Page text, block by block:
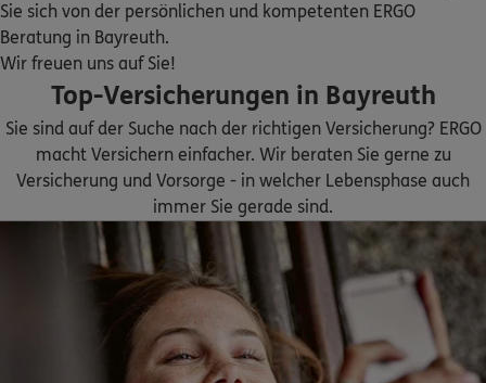
Nikolaj Grauling
Scheffelstr. 31
Rollstuhlrampe)
(1.2 km)
Homepage besuchen
ERGO
Michael Armin Bäumler
Albrecht-Dürer-Str. 4B,95448 Bayreuth
Homepage besuchen
ERGO
Reiner Scheer
Esbachgraben 11 im 1. Stock 95463
Homepage besuchen
Sie sich von der persönlichen und kompetenten ERGO
Beratung in Bayreuth.
Wir freuen uns auf Sie!
Top-Versicherungen in Bayreuth
Sie sind auf der Suche nach der richtigen Versicherung? ERGO
macht Versichern einfacher. Wir beraten Sie gerne zu
Versicherung und Vorsorge - in welcher Lebensphase auch
immer Sie gerade sind.